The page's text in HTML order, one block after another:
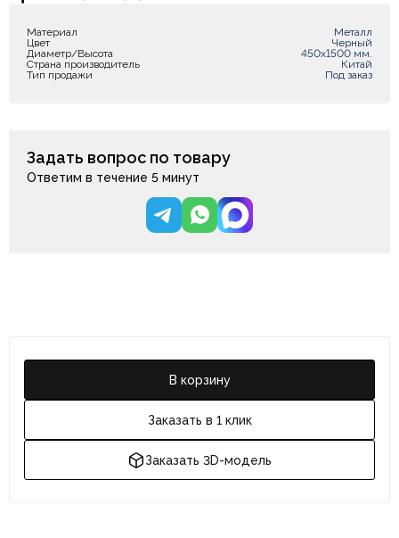
В корзину
Заказать в 1 клик
Заказать 3D-модель
Материал
Металл
Цвет
Черный
Диаметр/Высота
450х1500 мм.
Страна производитель
Китай
Тип продажи
Под заказ
Задать вопрос по товару
Ответим в течение 5 минут